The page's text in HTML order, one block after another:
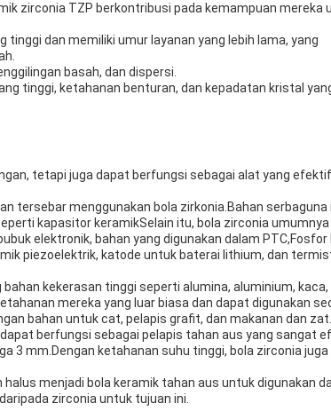
zirconia TZP berkontribusi pada kemampuan mereka
dan memiliki umur layanan yang lebih lama, yang
basah, dan dispersi.
tinggi, ketahanan benturan, dan kepadatan kristal
tetapi juga dapat berfungsi sebagai alat yang
tersebar menggunakan bola zirkonia.Bahan serbaguna
kapasitor keramikSelain itu, bola zirconia umumnya
elektronik, bahan yang digunakan dalam PTC,Fosfor
piezoelektrik, katode untuk baterai lithium, dan
kekerasan tinggi seperti alumina, aluminium, kaca,
mereka yang luar biasa dan dapat digunakan
bahan untuk cat, pelapis grafit, dan makanan dan zat.
berfungsi sebagai pelapis tahan aus yang sangat
3 mm.Dengan ketahanan suhu tinggi, bola zirconia
menjadi bola keramik tahan aus untuk digunakan
zirconia untuk tujuan ini.